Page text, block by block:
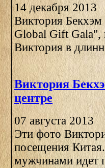
14 декабря 2013
Виктория
Global Gift Gala",
Виктория в
Виктория
центре
07 августа 2013
Эти фото
посещения
мужчинами идет